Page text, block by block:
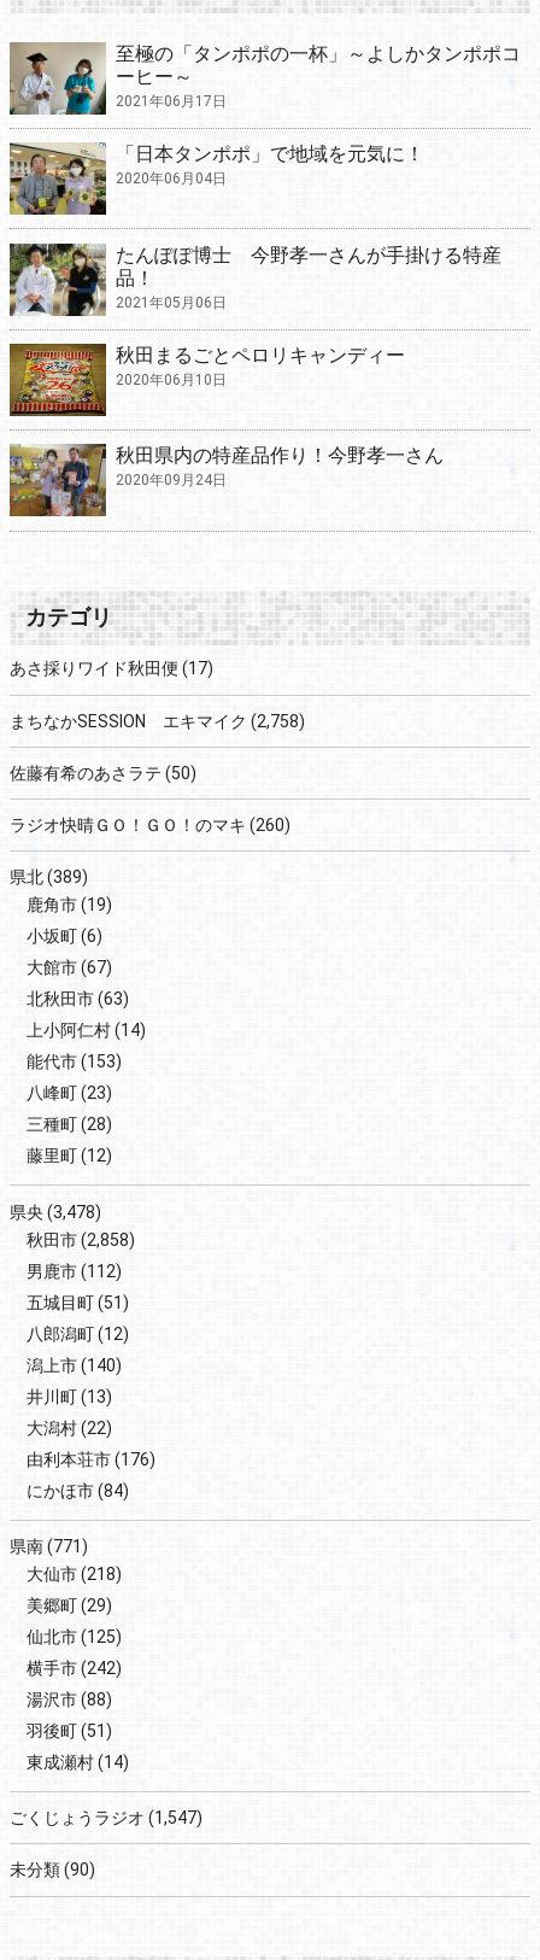
至極の「タンポポの一杯」～よしかタンポポコ
ーヒー～
2021年06月17日
「日本タンポポ」で地域を元気に！
2020年06月04日
たんぽぽ博士 今野孝一さんが手掛ける特産
品！
2021年05月06日
秋田まるごとペロリキャンディー
2020年06月10日
秋田県内の特産品作り！今野孝一さん
2020年09月24日
カテゴリ
あさ採りワイド秋田便 (17)
まちなかSESSION エキマイク (2,758)
佐藤有希のあさラテ (50)
ラジオ快晴ＧＯ！ＧＯ！のマキ (260)
県北(389)
鹿角市(19)
小坂町(6)
大館市(67)
北秋田市(63)
上小阿仁村(14)
能代市(153)
八峰町(23)
三種町(28)
藤里町(12)
県央 (3,478)
秋田市(2,858)
男鹿市(112)
五城目町(51)
八郎潟町(12)
潟上市(140)
井川町(13)
大潟村(22)
由利本荘市(176)
にかほ市(84)
県南(771)
大仙市(218)
美郷町(29)
仙北市(125)
横手市(242)
湯沢市(88)
羽後町(51)
東成瀬村(14)
ごくじょうラジオ (1,547)
未分類(90)